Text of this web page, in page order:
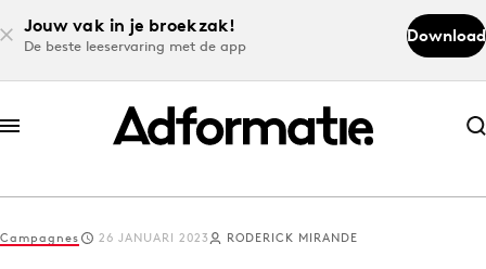
Jouw vak in je broekzak!
De beste leeservaring met de app
Download
Abonneer nu
Abonneer nu
Log in
Campagnes 26 JANUARI 2023 RODERICK MIRANDE